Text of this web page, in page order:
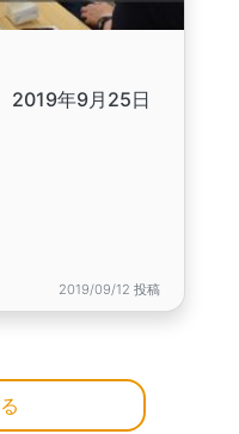
2019年9月25日
2019/09/12 投稿